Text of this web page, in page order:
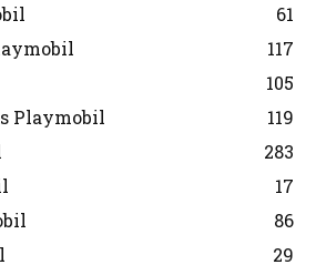
61
117
105
Playmobil
119
283
17
86
29